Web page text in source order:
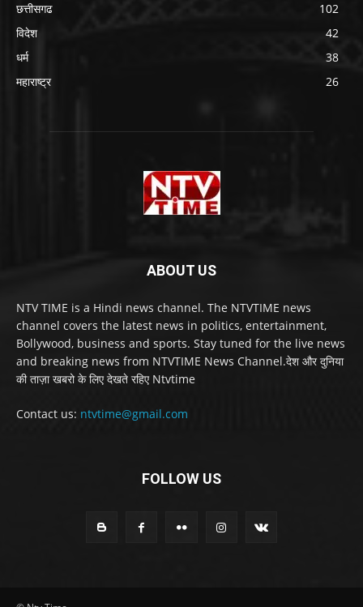
छत्तीसगढ
102
विदेश
42
धर्म
38
महाराष्ट्र
26
ABOUT US
NTV TIME is a Hindi news channel. The NTVTIME news
channel covers the latest news in politics, entertainment,
Bollywood, business and sports. Stay tuned for the live news
and breaking news from NTVTIME News Channel.देश और दुनिया
की ताज़ा खबरो के लिए देखते रहिए Ntvtime
Contact us: ntvtime@gmail.com
FOLLOW US